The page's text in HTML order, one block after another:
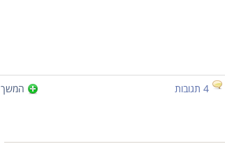
4 תגובות המשך